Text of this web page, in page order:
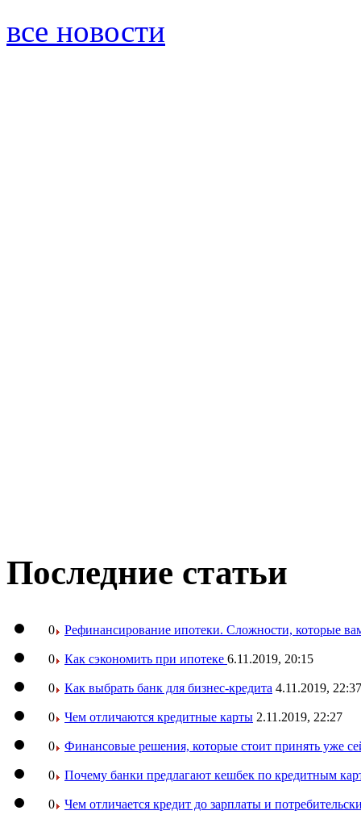
все новости
Последние статьи
0 Рефинансирование ипотеки. Сложности, которые
0 Как сэкономить при ипотеке 6.11.2019, 20:15
0 Как выбрать банк для бизнес-кредита 4.11.2019, 22:37
0 Чем отличаются кредитные карты 2.11.2019, 22:27
0 Финансовые решения, которые стоит принять уже
0 Почему банки предлагают кешбек по кредитным
0 Чем отличается кредит до зарплаты и